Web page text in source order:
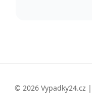
© 2026 Vypadky24.cz |